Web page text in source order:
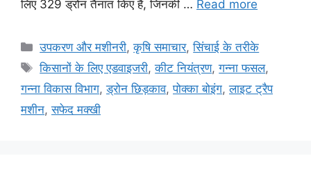
लिए 329 ड्रोन तैनात किए हैं, जिनकी … Read more
उपकरण और मशीनरी,कृषि समाचार,सिंचाई के तरीके
किसानों के लिए एडवाइजरी,कीट नियंत्रण,गन्ना फसल,
गन्ना विकास विभाग,ड्रोन छिड़काव,पोक्का बोइंग,लाइट ट्रैप
मशीन,सफेद मक्खी